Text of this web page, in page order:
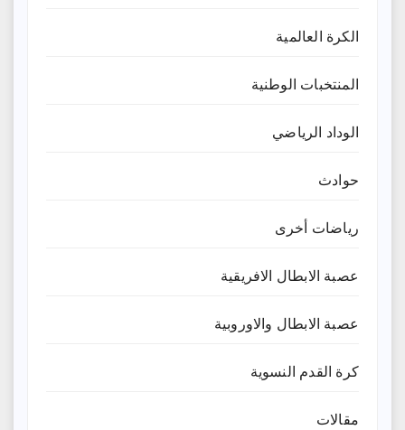
الكرة العالمية
المنتخبات الوطنية
الوداد الرياضي
حوادث
رياضات أخرى
عصبة الابطال الافريقية
عصبة الابطال والاوروبية
كرة القدم النسوية
مقالات